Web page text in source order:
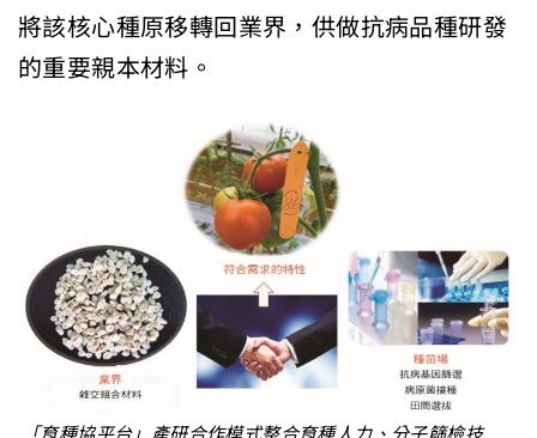
將該核心種原移轉回業界，供做抗病品種研發
的重要親本材料。